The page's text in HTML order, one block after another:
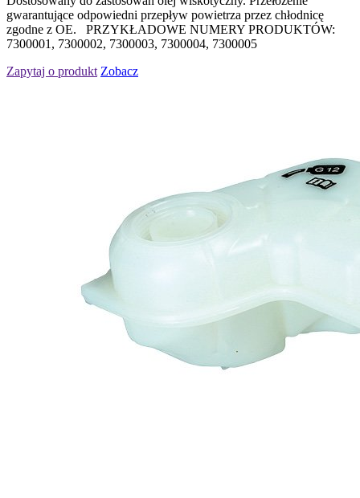
gwarantujące odpowiedni przepływ powietrza przez chłodnicę
zgodne z OE. PRZYKŁADOWE NUMERY PRODUKTÓW:
7300001, 7300002, 7300003, 7300004, 7300005
Zapytaj o produkt Zobacz